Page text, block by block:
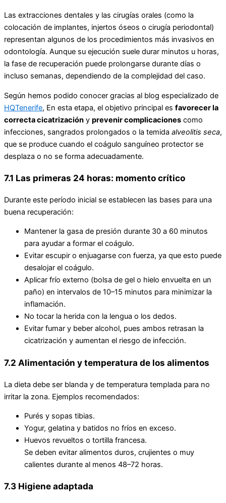
Las extracciones dentales y las cirugías orales (como la
colocación de implantes, injertos óseos o cirugía periodontal)
representan algunos de los procedimientos más invasivos en
odontología. Aunque su ejecución suele durar minutos u horas,
la fase de recuperación puede prolongarse durante días o
incluso semanas, dependiendo de la complejidad del caso.
Según hemos podido conocer gracias al blog especializado de
HQTenerife, En esta etapa, el objetivo principal es favorecer la
correcta cicatrización y prevenir complicaciones como
infecciones, sangrados prolongados o la temida alveolitis seca,
que se produce cuando el coágulo sanguíneo protector se
desplaza o no se forma adecuadamente.
7.1 Las primeras 24 horas: momento crítico
Durante este período inicial se establecen las bases para una
buena recuperación:
Mantener la gasa de presión durante 30 a 60 minutos
para ayudar a formar el coágulo.
Evitar escupir o enjuagarse con fuerza, ya que esto puede
desalojar el coágulo.
Aplicar frío externo (bolsa de gel o hielo envuelta en un
paño) en intervalos de 10–15 minutos para minimizar la
inflamación.
No tocar la herida con la lengua o los dedos.
Evitar fumar y beber alcohol, pues ambos retrasan la
cicatrización y aumentan el riesgo de infección.
7.2 Alimentación y temperatura de los alimentos
La dieta debe ser blanda y de temperatura templada para no
irritar la zona. Ejemplos recomendados:
Purés y sopas tibias.
Yogur, gelatina y batidos no fríos en exceso.
Huevos revueltos o tortilla francesa.
Se deben evitar alimentos duros, crujientes o muy
calientes durante al menos 48–72 horas.
7.3 Higiene adaptada